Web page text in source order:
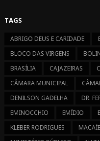
TAGS
ABRIGO DEUS E CARIDADE
BLOCO DAS VIRGENS
BRASÍLIA
CAJAZEIRAS
CÂMARA MUNICIPAL
DENILSON GADELHA
DR.
EMINOCCHIO
EMÍDIO
KLEBER RODRIGUES